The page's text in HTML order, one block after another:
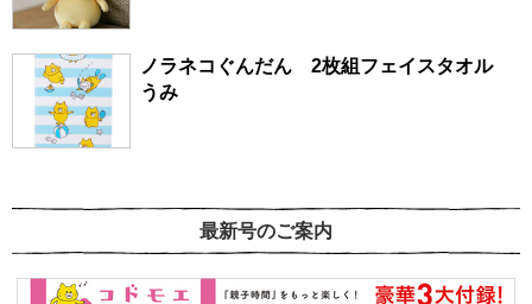
ノラネコぐんだん 2枚組フェイスタオル
うみ
最新号のご案内